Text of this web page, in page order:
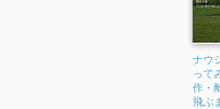
ナウ
って
作・
飛ぶ